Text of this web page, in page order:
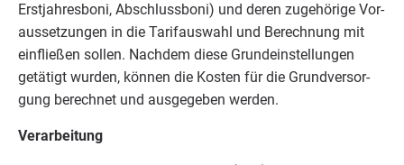
Erst­jah­res­bo­ni, Abschluss­bo­ni) und deren zuge­hö­ri­ge Vor­
aus­set­zun­gen in die Tarif­aus­wahl und Berech­nung mit
ein­flie­ßen sol­len. Nach­dem die­se Grund­ein­stel­lun­gen
getä­tigt wur­den, kön­nen die Kos­ten für die Grund­ver­sor­
gung berech­net und aus­ge­ge­ben werden.
Ver­ar­bei­tung